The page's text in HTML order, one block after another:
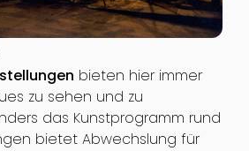
bieten hier immer
zu sehen und zu
das Kunstprogramm rund
bietet Abwechslung für